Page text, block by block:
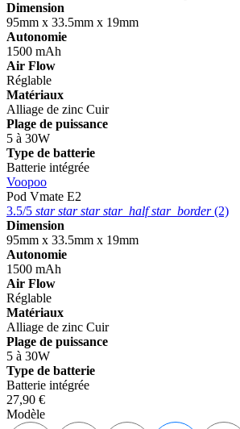
Dimension
95mm x 33.5mm x 19mm
Autonomie
1500 mAh
Air Flow
Réglable
Matériaux
Alliage de zinc Cuir
Plage de puissance
5 à 30W
Type de batterie
Batterie intégrée
Voopoo
Pod Vmate E2
3.5/5 starstarstarstar_halfstar_border(2)
Dimension
95mm x 33.5mm x 19mm
Autonomie
1500 mAh
Air Flow
Réglable
Matériaux
Alliage de zinc Cuir
Plage de puissance
5 à 30W
Type de batterie
Batterie intégrée
27,90 €
Modèle
Navy Blue Emerald Green
Rose Red Jet Black